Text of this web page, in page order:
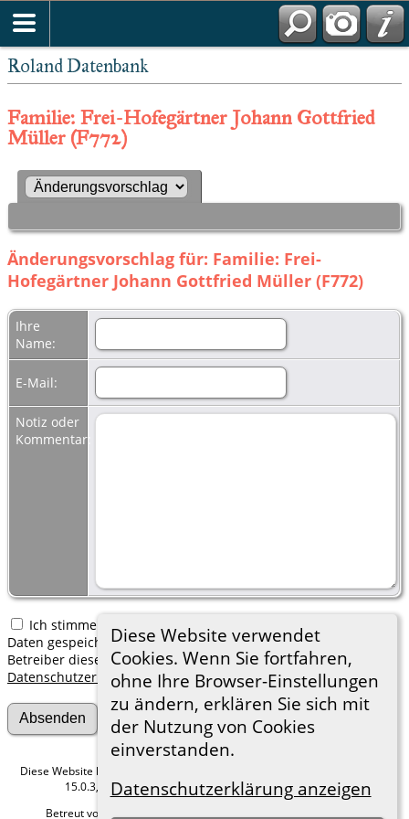
Roland Datenbank
Diese Website verwendet
Cookies. Wenn Sie fortfahren,
ohne Ihre Browser-Einstellungen
zu ändern, erklären Sie sich mit
der Nutzung von Cookies
einverstanden.
Datenschutzerklärung anzeigen
Familie: Frei-Hofegärtner Johann Gottfried
Müller (F772)
Änderungsvorschlag für: Familie: Frei-
Hofegärtner Johann Gottfried Müller (F772)
Ihre
Name:
E-Mail:
Notiz oder
Kommentar:
Ich stimme zu, dass meine hier erfassten persönlichen
Daten gespeichert werden. Ich verstehe, dass ich jederzeit den
Betreiber dieser Website bitten kann, diese Daten zu löschen.
Datenschutzerklärung
Diese Website läuft mit
15.0.3, programmiert von Darrin Lythgoe © 2001-2026.
Betreut von